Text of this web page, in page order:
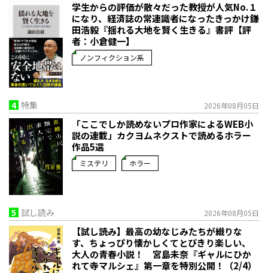
学生からの評価が散々だった教授が人気No.１
になり、経済誌の常連識者になったきっかけ――鎌
田浩毅『揺れる大地を賢く生きる』書評【評
者：小倉健一】
ノンフィクション系
4 特集 2026年08月05日
「ここでしか読めないプロ作家によるWEB小
説の連載」――カクヨムネクストで読めるホラー
作品5選
ミステリ ホラー
5 試し読み 2026年08月05日
【試し読み】最高の幼なじみたちが織りな
す、ちょっぴり懐かしくてとびきり楽しい、
大人の青春小説！ 宮島未奈『ギャルにひか
れて寺マルシェ』第一章を特別公開！（2/4）